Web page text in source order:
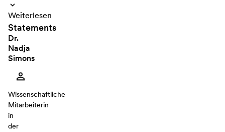
Weiterlesen
Statements
Dr.
Nadja
Simons
Wissenschaftliche
Mitarbeiterin
in
der